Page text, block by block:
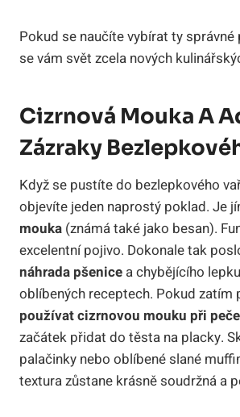
Pokud se naučíte vybírat ty
se vám svět zcela nových
Cizrnová Mouka A
Zázraky
Když se pustíte do bezlepkového
objevíte jeden naprostý poklad. Je
mouka (známá také jako besan).
excelentní pojivo. Dokonale tak
náhrada pšenice a chybějícího
oblíbených receptech. Pokud zatím
používat cizrnovou mouku při
začátek přidat do těsta na placky.
palačinky nebo oblíbené slané
textura zůstane krásně soudržná a